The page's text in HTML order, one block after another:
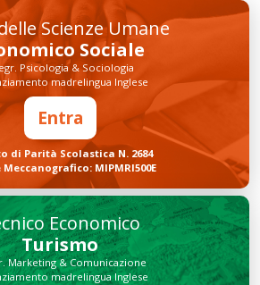
Scienze Umane
Sociale
Psicologia & Sociologia
madrelingua Inglese
Entra
di Parità Scolastica N. 2684
Meccanografico: MIPMRI500E
Economico
Turismo
Marketing & Comunicazione
madrelingua Inglese